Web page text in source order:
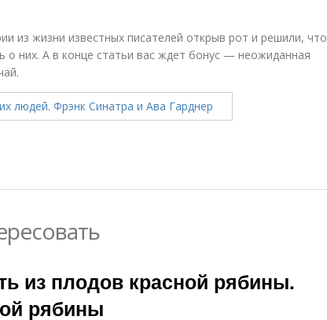
из жизни известных писателей открыв рот и решили, что
о них. А в конце статьи вас ждет бонус — неожиданная
из плодов красной рябины.
рябины